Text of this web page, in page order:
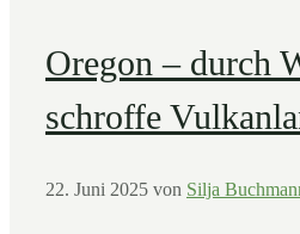
Oregon – durch
schroffe
22. Juni 2025 von Silja